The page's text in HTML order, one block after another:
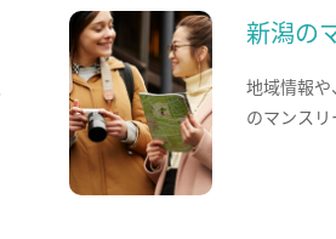
新潟の
地域情報
のマンスリ